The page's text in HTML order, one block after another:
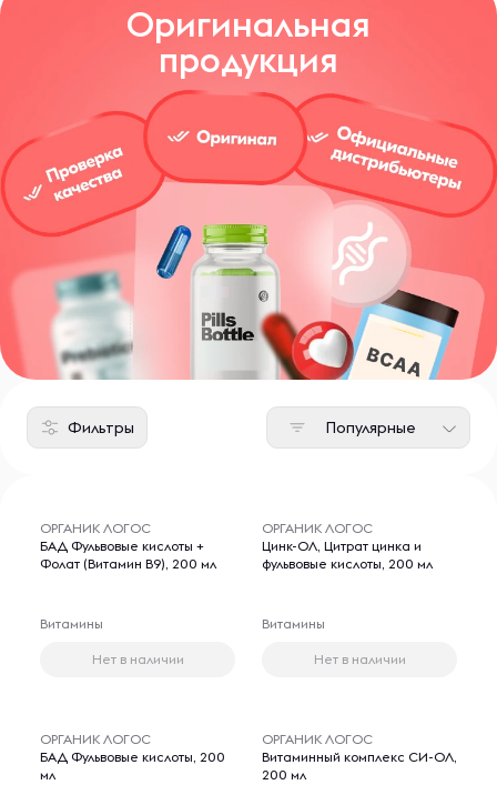
клеточном уровне».Оригинальная
продукция
Фильтры Популярные
ОРГАНИК ЛОГОС
БАД Фульвовые кислоты +
Фолат (Витамин В9), 200 мл
Витамины
Нет в наличии
ОРГАНИК ЛОГОС
Цинк-ОЛ, Цитрат цинка и
фульвовые кислоты, 200 мл
Витамины
Нет в наличии
ОРГАНИК ЛОГОС
БАД Фульвовые кислоты, 200
мл
ОРГАНИК ЛОГОС
Витаминный комплекс СИ-ОЛ,
200 мл